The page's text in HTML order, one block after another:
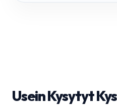
Usein Kysytyt